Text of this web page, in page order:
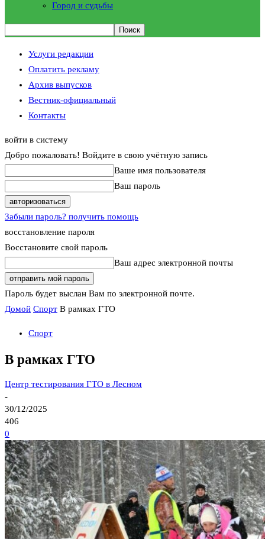
Город и судьбы
Услуги редакции
Оплатить рекламу
Архив выпусков
Вестник-официальный
Контакты
войти в систему
Добро пожаловать! Войдите в свою учётную запись
Ваше имя пользователя
Ваш пароль
Забыли пароль? получить помощь
восстановление пароля
Восстановите свой пароль
Ваш адрес электронной почты
Пароль будет выслан Вам по электронной почте.
Домой Спорт В рамках ГТО
Спорт
В рамках ГТО
Центр тестирования ГТО в Лесном
-
30/12/2025
406
0